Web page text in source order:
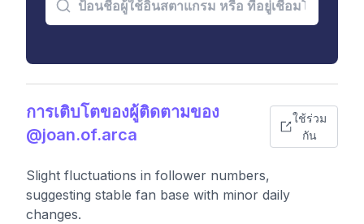
การเติบโตของผู้ติดตามของ
@joan.of.arca
ใช้ร่วม
กัน
Slight fluctuations in follower numbers,
suggesting stable fan base with minor daily
changes.